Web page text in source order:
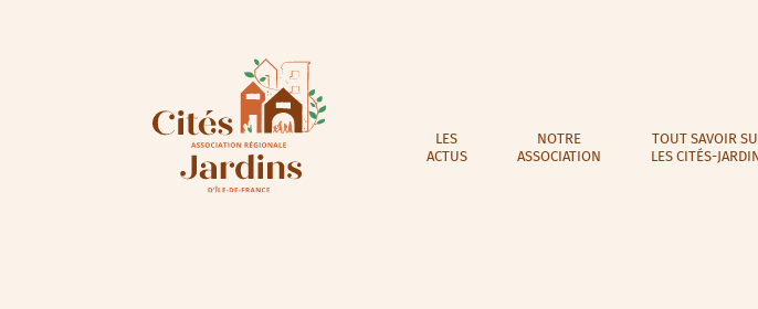
LES
ACTUS
NOTRE
ASSOCIATION
TOUT SAVOIR
LES CITÉS-